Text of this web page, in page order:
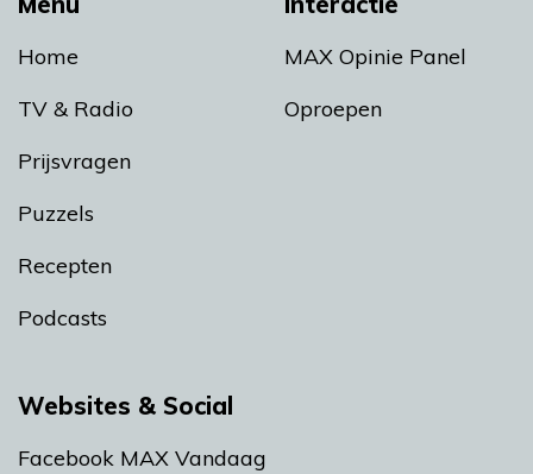
Home
TV & Radio
Prijsvragen
Puzzels
Recepten
Podcasts
MAX Opinie Panel
Oproepen
Websites & Social
Facebook MAX Vandaag